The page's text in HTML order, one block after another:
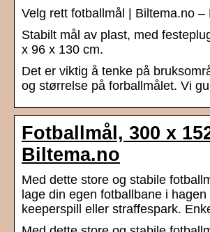
Velg rett fotballmål | Biltema.no –
Stabilt mål av plast, med
x 96 x 130 cm.
Det er viktig å tenke på
og størrelse på forballmålet. Vi
Fotballmål, 300 x
Biltema.no
Med dette store og stabile
lage din egen fotballbane i
keeperspill eller straffespark.